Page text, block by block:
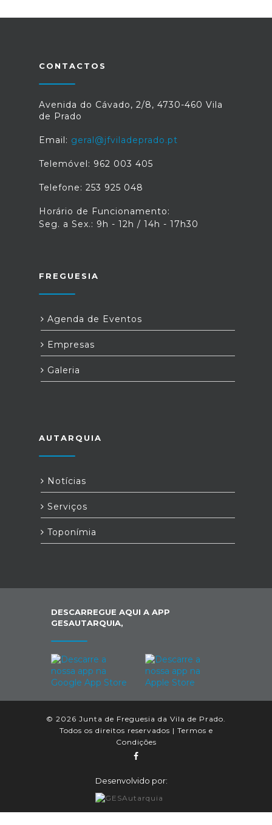
CONTACTOS
Avenida do Cávado, 2/8, 4730-460 Vila
de Prado
Email: geral@jfviladeprado.pt
Telemóvel: 962 003 405
Telefone: 253 925 048
Horário de Funcionamento:
Seg. a Sex.: 9h - 12h / 14h - 17h30
FREGUESIA
Agenda de Eventos
Empresas
Galeria
AUTARQUIA
Notícias
Serviços
Toponímia
DESCARREGUE AQUI A APP
GESAUTARQUIA,
© 2026 Junta de Freguesia da Vila de Prado.
Todos os direitos reservados | Termos e
Condições
Desenvolvido por: